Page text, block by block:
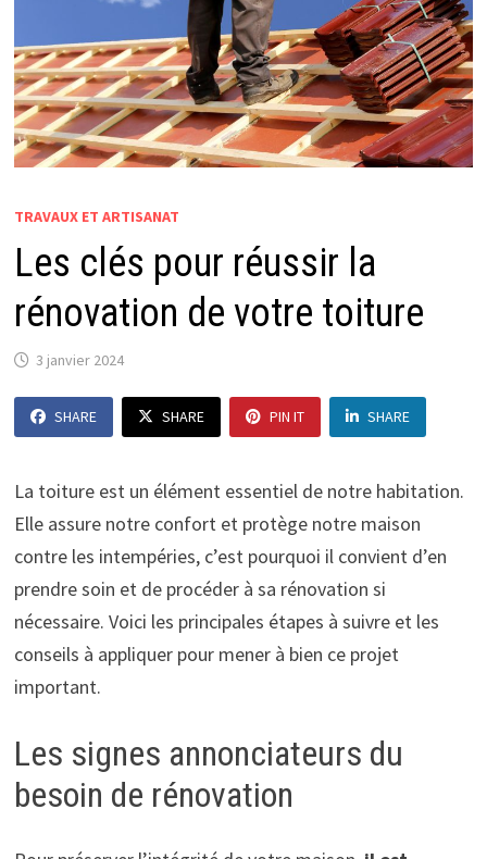
TRAVAUX ET ARTISANAT
Les clés pour réussir la
rénovation de votre toiture
3 janvier 2024
SHARE SHARE PIN IT SHARE
La toiture est un élément essentiel de notre habitation.
Elle assure notre confort et protège notre maison
contre les intempéries, c’est pourquoi il convient d’en
prendre soin et de procéder à sa rénovation si
nécessaire. Voici les principales étapes à suivre et les
conseils à appliquer pour mener à bien ce projet
important.
Les signes annonciateurs du
besoin de rénovation